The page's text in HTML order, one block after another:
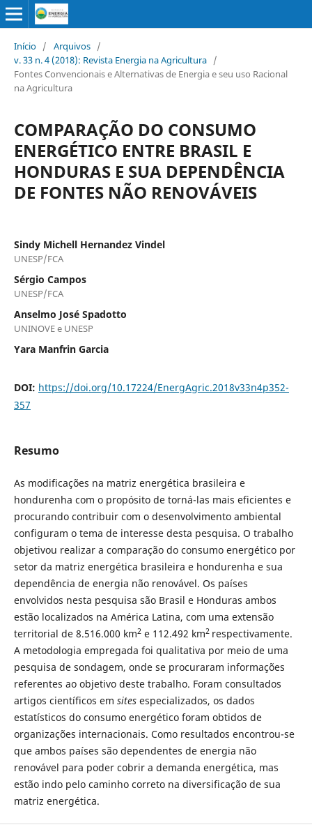
Início / Arquivos /
v. 33 n. 4 (2018): Revista Energia na Agricultura /
Fontes Convencionais e Alternativas de Energia e seu uso Racional
na Agricultura
COMPARAÇÃO DO CONSUMO
ENERGÉTICO ENTRE BRASIL E
HONDURAS E SUA DEPENDÊNCIA
DE FONTES NÃO RENOVÁVEIS
Sindy Michell Hernandez Vindel
UNESP/FCA
Sérgio Campos
UNESP/FCA
Anselmo José Spadotto
UNINOVE e UNESP
Yara Manfrin Garcia
DOI: https://doi.org/10.17224/EnergAgric.2018v33n4p352-
357
Resumo
As modificações na matriz energética brasileira e
hondurenha com o propósito de torná-las mais eficientes e
procurando contribuir com o desenvolvimento ambiental
configuram o tema de interesse desta pesquisa. O trabalho
objetivou realizar a comparação do consumo energético por
setor da matriz energética brasileira e hondurenha e sua
dependência de energia não renovável. Os países
envolvidos nesta pesquisa são Brasil e Honduras ambos
estão localizados na América Latina, com uma extensão
territorial de 8.516.000 km2e 112.492 km2 respectivamente.
A metodologia empregada foi qualitativa por meio de uma
pesquisa de sondagem, onde se procuraram informações
referentes ao objetivo deste trabalho. Foram consultados
artigos científicos em sitesespecializados, os dados
estatísticos do consumo energético foram obtidos de
organizações internacionais. Como resultados encontrou-se
que ambos países são dependentes de energia não
renovável para poder cobrir a demanda energética, mas
estão indo pelo caminho correto na diversificação de sua
matriz energética.